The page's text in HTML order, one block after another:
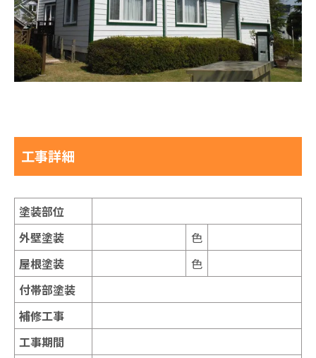
工事詳細
塗装部位
外壁塗装
色
屋根塗装
色
付帯部塗装
補修工事
工事期間